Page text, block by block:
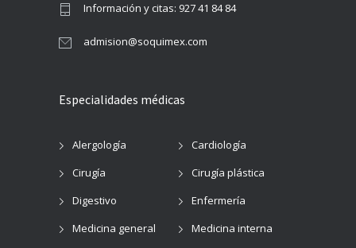
Información y citas: 927 41 84 84
admision@soquimex.com
Especialidades médicas
Alergología
Cardiología
Cirugía
Cirugía plástica
Digestivo
Enfermería
Medicina general
Medicina interna